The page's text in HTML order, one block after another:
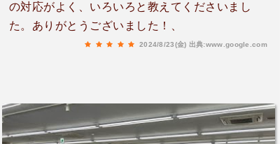
の対応がよく、いろいろと教えてくださいまし
た。ありがとうございました！、
2024/8/23(金) 出典:www.google.com